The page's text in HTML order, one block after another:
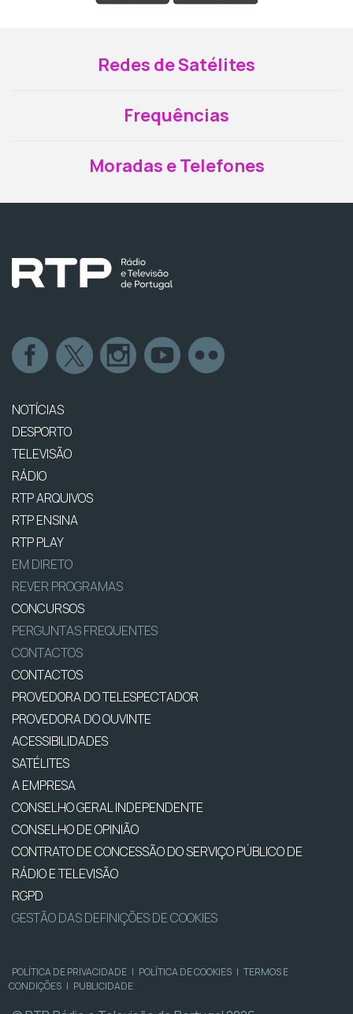
Redes de Satélites
Frequências
Moradas e Telefones
NOTÍCIAS
DESPORTO
TELEVISÃO
RÁDIO
RTP ARQUIVOS
RTP ENSINA
RTP PLAY
EM DIRETO
REVER PROGRAMAS
CONCURSOS
PERGUNTAS FREQUENTES
CONTACTOS
CONTACTOS
PROVEDORA DO TELESPECTADOR
PROVEDORA DO OUVINTE
ACESSIBILIDADES
SATÉLITES
A EMPRESA
CONSELHO GERAL INDEPENDENTE
CONSELHO DE OPINIÃO
CONTRATO DE CONCESSÃO DO SERVIÇO PÚBLICO DE
RÁDIO E TELEVISÃO
RGPD
GESTÃO DAS DEFINIÇÕES DE COOKIES
POLÍTICA DE PRIVACIDADE | POLÍTICA DE COOKIES | TERMOS E
CONDIÇÕES | PUBLICIDADE